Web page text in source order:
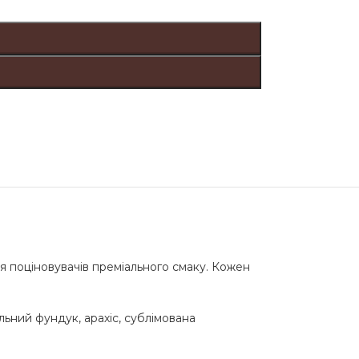
преміального смаку. Кожен
фундук, арахіс, сублімована